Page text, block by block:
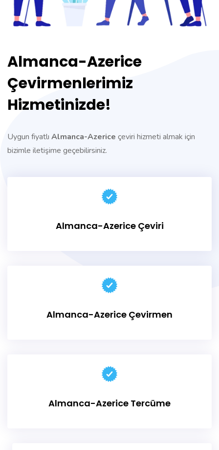
Almanca-Azerice
Çevirmenlerimiz
Hizmetinizde!
Uygun fiyatlı Almanca-Azerice çeviri hizmeti almak için
bizimle iletişime geçebilirsiniz.
Almanca-Azerice Çeviri
Almanca-Azerice Çevirmen
Almanca-Azerice Tercüme